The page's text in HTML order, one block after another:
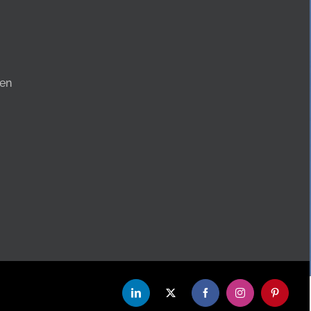
LinkedInX FacebookInstagramPinterest